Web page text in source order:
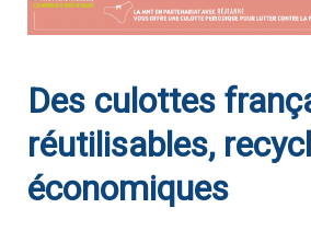
Des culottes
réutilisables,
économiques